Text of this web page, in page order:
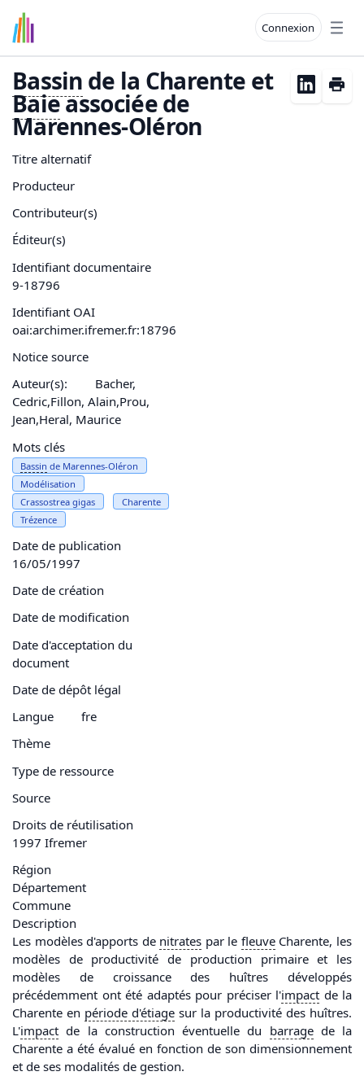
Connexion
Bassin de la Charente et
Baieassociée de
Marennes-Oléron
Titre alternatif
Producteur
Contributeur(s)
Éditeur(s)
Identifiant documentaire
9-18796
Identifiant OAI
oai:archimer.ifremer.fr:18796
Notice source
Auteur(s):
Bacher,
Cedric,Fillon, Alain,Prou,
Jean,Heral, Maurice
Mots clés
Bassin de Marennes-Oléron
Modélisation
Crassostrea gigas
Charente
Trézence
Date de publication
16/05/1997
Date de création
Date de modification
Date d'acceptation du
document
Date de dépôt légal
Langue
fre
Thème
Type de ressource
Source
Droits de réutilisation
1997 Ifremer
Région
Département
Commune
Description
Les modèles d'apports de nitrates par le fleuveCharente, les
modèles de productivité de production primaire et les
modèles de croissance des huîtres développés
précédemment ont été adaptés pour préciser l'impact de la
Charente en période d'étiage sur la productivité des huîtres.
L'impact de la construction éventuelle du barragede la
Charente a été évalué en fonction de son dimensionnement
et de ses modalités de gestion.